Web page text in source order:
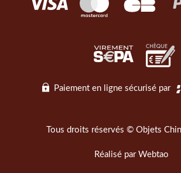
Paiement en ligne sécurisé par
Tous droits réservés © Objets
Réalisé par Webtao